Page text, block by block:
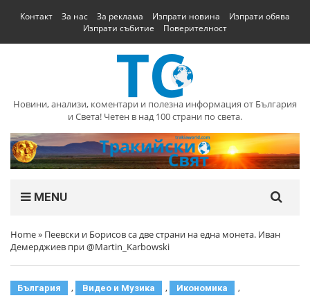
Контакт За нас За реклама Изпрати новина
Изпрати обява
Изпрати събитие
Поверителност
Новини, анализи, коментари и полезна информация от България
и Света! Четен в над 100 страни по света.
MENU
Home» Пеевски и Борисов са две страни на една монета. Иван
Демерджиев при ‪@Martin_Karbowski‬
България , Видео и Музика , Икономика ,